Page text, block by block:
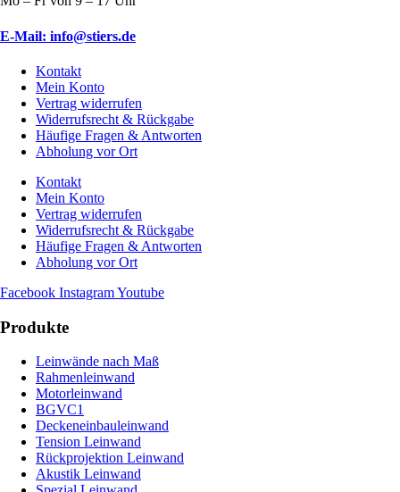
E-Mail: info@stiers.de
Kontakt
Mein Konto
Vertrag widerrufen
Widerrufsrecht & Rückgabe
Häufige Fragen & Antworten
Abholung vor Ort
Kontakt
Mein Konto
Vertrag widerrufen
Widerrufsrecht & Rückgabe
Häufige Fragen & Antworten
Abholung vor Ort
Facebook InstagramYoutube
Produkte
Leinwände nach Maß
Rahmenleinwand
Motorleinwand
BGVC1
Deckeneinbauleinwand
Tension Leinwand
Rückprojektion Leinwand
Akustik Leinwand